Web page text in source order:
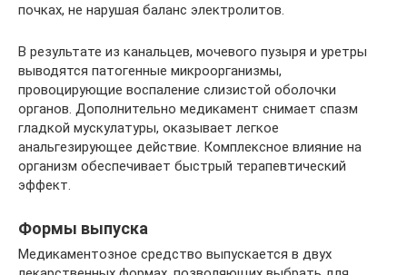
почках, не нарушая баланс электролитов.
В результате из канальцев, мочевого пузыря и уретры
выводятся патогенные микроорганизмы,
провоцирующие воспаление слизистой оболочки
органов. Дополнительно медикамент снимает спазм
гладкой мускулатуры, оказывает легкое
анальгезирующее действие. Комплексное влияние на
организм обеспечивает быстрый терапевтический
эффект.
Формы выпуска
Медикаментозное средство выпускается в двух